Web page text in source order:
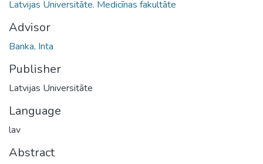
Latvijas Universitāte. Medicīnas fakultāte
Advisor
Banka, Inta
Publisher
Latvijas Universitāte
Language
lav
Abstract